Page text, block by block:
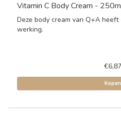
Vitamin C Body Cream -
Deze body cream van Q+A
werking.
€6,87
Kopen